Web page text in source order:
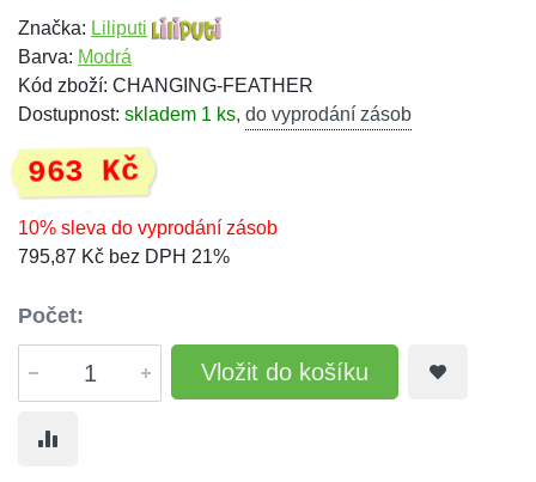
Značka: Liliputi
Barva: Modrá
Kód zboží: CHANGING-FEATHER
Dostupnost: skladem 1 ks, do vyprodání zásob
963 Kč
10% sleva do vyprodání zásob
795,87 Kč bez DPH 21%
Počet:
Vložit do košíku